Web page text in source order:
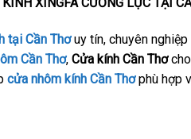
tại Cần Thơuy tín, chuyên
Cần Thơ, Cửa kính Cần Thơcho
cửa nhôm kính Cần Thơphù hợp